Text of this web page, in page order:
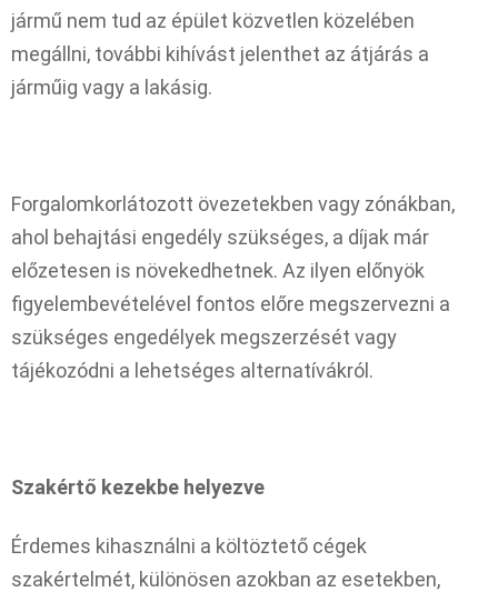
jármű nem tud az épület közvetlen közelében
megállni, további kihívást jelenthet az átjárás a
járműig vagy a lakásig.
Forgalomkorlátozott övezetekben vagy zónákban,
ahol behajtási engedély szükséges, a díjak már
előzetesen is növekedhetnek. Az ilyen előnyök
figyelembevételével fontos előre megszervezni a
szükséges engedélyek megszerzését vagy
tájékozódni a lehetséges alternatívákról.
Szakértő kezekbe helyezve
Érdemes kihasználni a költöztető cégek
szakértelmét, különösen azokban az esetekben,